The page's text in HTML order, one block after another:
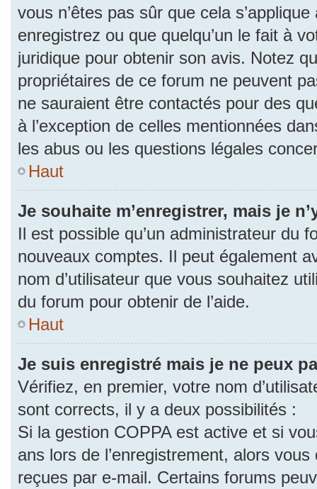
vous n’êtes pas sûr que cela
enregistrez ou que quelqu’un le fait à
juridique pour obtenir son avis. Notez
propriétaires de ce forum ne peuvent
ne sauraient être contactés pour des
à l’exception de celles mentionnées
les abus ou les questions légales
Haut
Je souhaite m’enregistrer, mais je
Il est possible qu’un administrateur du
nouveaux comptes. Il peut également
nom d’utilisateur que vous souhaitez
du forum pour obtenir de l’aide.
Haut
Je suis enregistré mais je ne peux
Vérifiez, en premier, votre nom
sont corrects, il y a deux possibilités :
Si la gestion COPPA est active et si
ans lors de l’enregistrement, alors
reçues par e-mail. Certains forums